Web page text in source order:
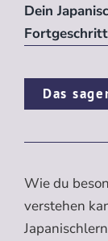
Dein
Das
Wie du
verstehen